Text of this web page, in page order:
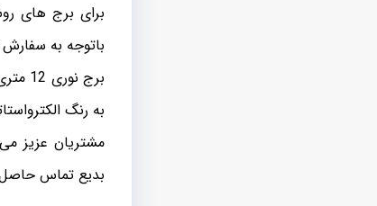
باتوجه به
برج
به رنگ
بدیع تماس حاصل